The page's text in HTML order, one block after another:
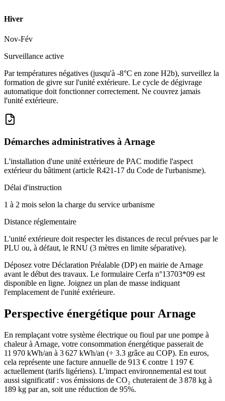
Hiver
Nov-Fév
Surveillance active
Par températures négatives (jusqu'à -8°C en zone H2b), surveillez la
formation de givre sur l'unité extérieure. Le cycle de dégivrage
automatique doit fonctionner correctement. Ne couvrez jamais
l'unité extérieure.
Démarches administratives àArnage
L'installation d'une unité extérieure de PAC modifie l'aspect
extérieur du bâtiment (article R421-17 du Code de l'urbanisme).
Délai d'instruction
1 à 2 mois selon la charge du service urbanisme
Distance réglementaire
L'unité extérieure doit respecter les distances de recul prévues par le
PLU ou, à défaut, le RNU (3 mètres en limite séparative).
Déposez votre Déclaration Préalable (DP) en mairie de Arnage
avant le début des travaux. Le formulaire Cerfa n°13703*09 est
disponible en ligne. Joignez un plan de masse indiquant
l'emplacement de l'unité extérieure.
Perspective énergétique pour Arnage
En remplaçant votre système électrique ou fioul par une pompe à
chaleur à Arnage, votre consommation énergétique passerait de
11 970 kWh/an à 3 627 kWh/an (÷ 3.3 grâce au COP). En euros,
cela représente une facture annuelle de 913 € contre 1 197 €
actuellement (tarifs ligériens). L'impact environnemental est tout
aussi significatif : vos émissions de CO₂ chuteraient de 3 878 kg à
189 kg par an, soit une réduction de 95%.